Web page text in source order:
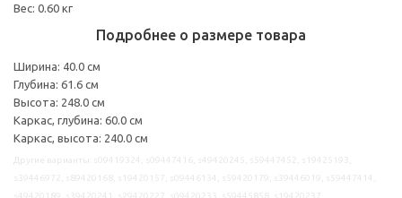
Вес: 0.60 кг
Подробнее о размере товара
Ширина: 40.0 см
Глубина: 61.6 см
Высота: 248.0 см
Каркас, глубина: 60.0 см
Каркас, высота: 240.0 см